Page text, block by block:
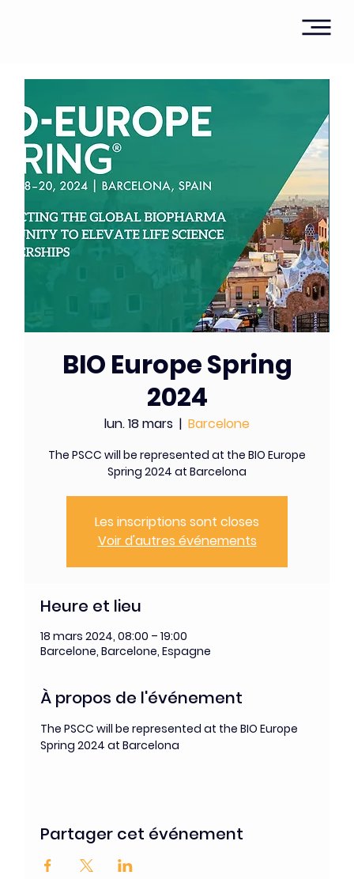
BIO Europe Spring
2024
lun. 18 mars
  |
Barcelone
The PSCC will be represented at the BIO Europe
Spring 2024 at Barcelona
Les inscriptions sont closes
Voir d'autres événements
Heure et lieu
18 mars 2024, 08:00 – 19:00
Barcelone, Barcelone, Espagne
À propos de l'événement
The PSCC will be represented at the BIO Europe
Spring 2024 at Barcelona
Partager cet événement